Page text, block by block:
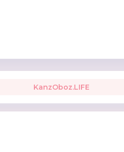
KanzOboz.LIFE